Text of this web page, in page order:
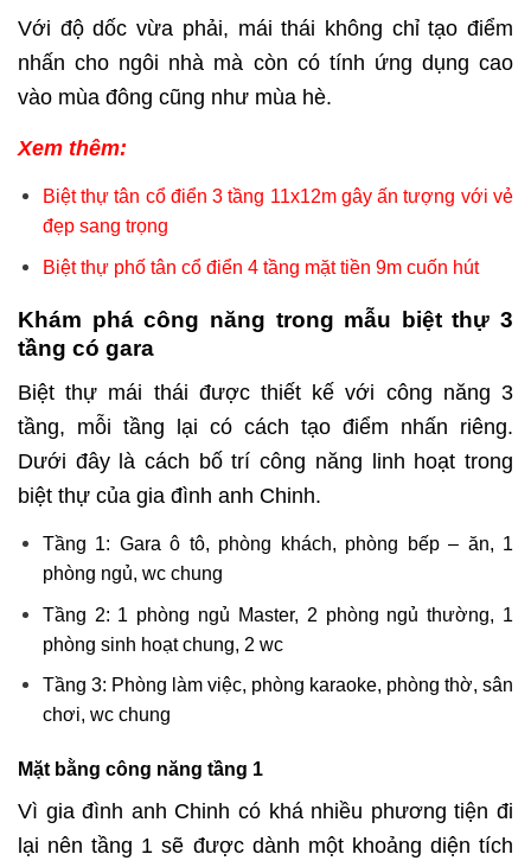
Với độ dốc vừa phải, mái thái không chỉ tạo điểm
nhấn cho ngôi nhà mà còn có tính ứng dụng cao
vào mùa đông cũng như mùa hè.
Xem thêm:
Biệt thự tân cổ điển 3 tầng 11x12m gây ấn tượng với vẻ
đẹp sang trọng
Biệt thự phố tân cổ điển 4 tầng mặt tiền 9m cuốn hút
Khám phá công năng trong mẫu biệt thự 3
tầng có gara
Biệt thự mái thái được thiết kế với công năng 3
tầng, mỗi tầng lại có cách tạo điểm nhấn riêng.
Dưới đây là cách bố trí công năng linh hoạt trong
biệt thự của gia đình anh Chinh.
Tầng 1: Gara ô tô, phòng khách, phòng bếp – ăn, 1
phòng ngủ, wc chung
Tầng 2: 1 phòng ngủ Master, 2 phòng ngủ thường, 1
phòng sinh hoạt chung, 2 wc
Tầng 3: Phòng làm việc, phòng karaoke, phòng thờ, sân
chơi, wc chung
Mặt bằng công năng tầng 1
Vì gia đình anh Chinh có khá nhiều phương tiện đi
lại nên tầng 1 sẽ được dành một khoảng diện tích